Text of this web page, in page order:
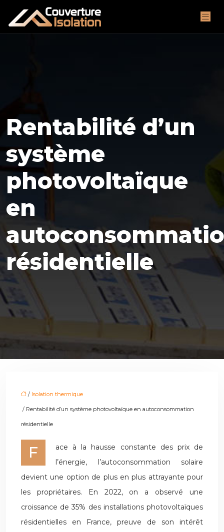
Rentabilité d’un
système
photovoltaïque
en
résidentielle
/ Isolation thermique
/ Rentabilité d’un système photovoltaïque en autoconsommation
résidentielle
Face à la hausse constante des prix de
l’énergie, l’autoconsommation solaire
devient une option de plus en plus attrayante pour
les propriétaires. En 2022, on a observé une
croissance de 35% des installations photovoltaïques
résidentielles en France, preuve de son intérêt